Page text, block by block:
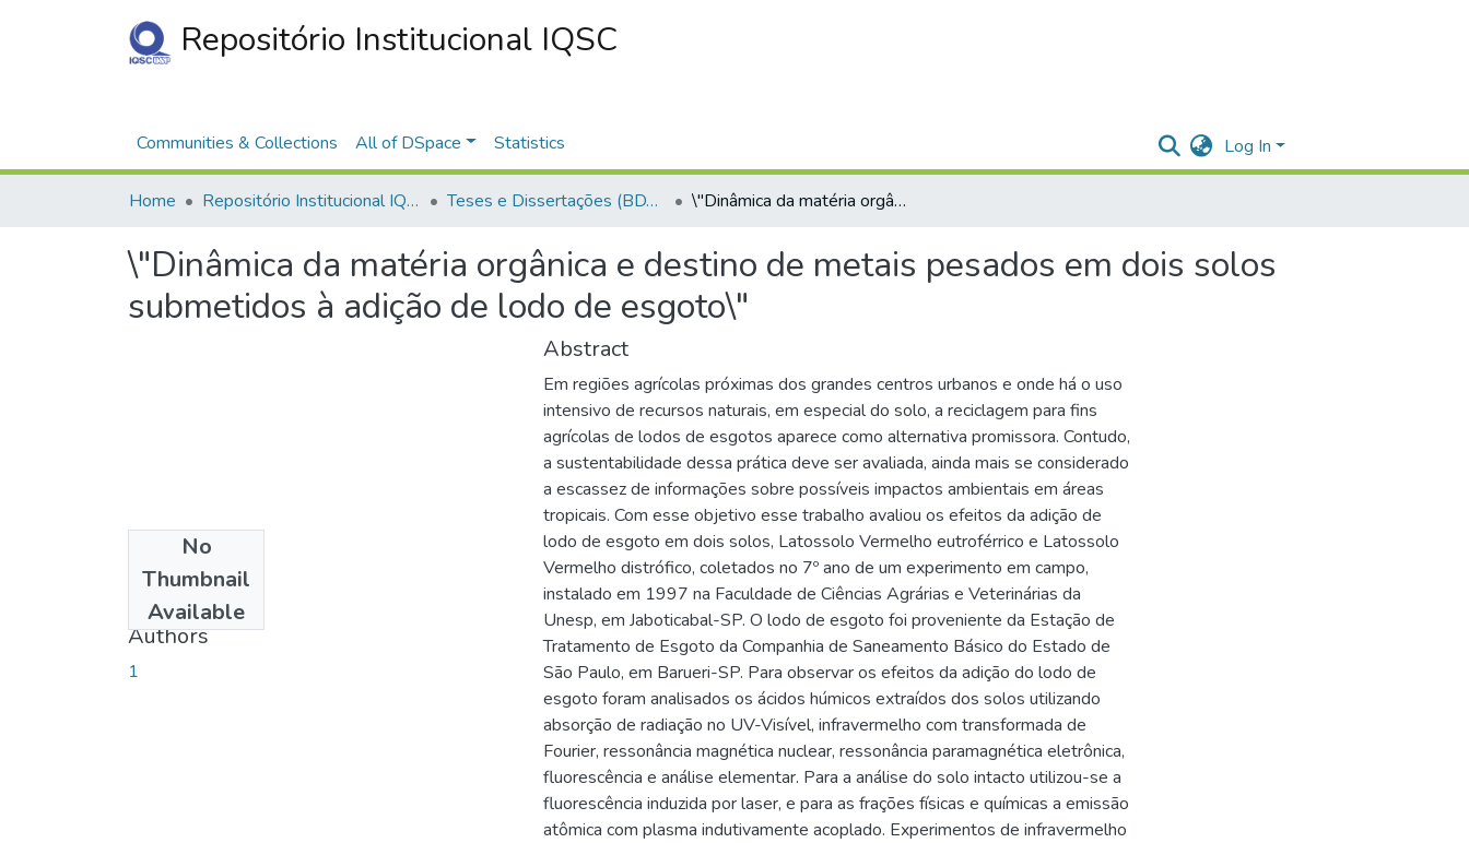
Repositório Institucional IQSC
Communities & Collections All of DSpace Statistics Log In
Home Repositório Institucional IQSC Teses e Dissertações (BDTD USP) \"Dinâmica da matéria orgânica e destino de metais pesados em dois solos submetidos à adição de lodo de esgoto\"
\"Dinâmica da matéria orgânica e destino de metais pesados em dois solos
submetidos à adição de lodo de esgoto\"
No
Thumbnail
Available
2007-04-16
Authors
1
Abstract
Em regiões agrícolas próximas dos grandes centros urbanos e onde há o uso
intensivo de recursos naturais, em especial do solo, a reciclagem para fins
agrícolas de lodos de esgotos aparece como alternativa promissora. Contudo,
a sustentabilidade dessa prática deve ser avaliada, ainda mais se considerado
a escassez de informações sobre possíveis impactos ambientais em áreas
tropicais. Com esse objetivo esse trabalho avaliou os efeitos da adição de
lodo de esgoto em dois solos, Latossolo Vermelho eutroférrico e Latossolo
Vermelho distrófico, coletados no 7º ano de um experimento em campo,
instalado em 1997 na Faculdade de Ciências Agrárias e Veterinárias da
Unesp, em Jaboticabal-SP. O lodo de esgoto foi proveniente da Estação de
Tratamento de Esgoto da Companhia de Saneamento Básico do Estado de
São Paulo, em Barueri-SP. Para observar os efeitos da adição do lodo de
esgoto foram analisados os ácidos húmicos extraídos dos solos utilizando
absorção de radiação no UV-Visível, infravermelho com transformada de
Fourier, ressonância magnética nuclear, ressonância paramagnética eletrônica,
fluorescência e análise elementar. Para a análise do solo intacto utilizou-se a
fluorescência induzida por laser, e para as frações físicas e químicas a emissão
atômica com plasma indutivamente acoplado. Experimentos de infravermelho